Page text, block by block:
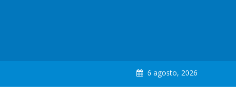
6 agosto, 2026